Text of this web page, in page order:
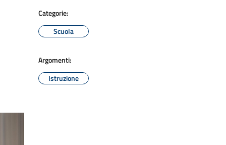
Categorie:
Scuola
Argomenti:
Istruzione